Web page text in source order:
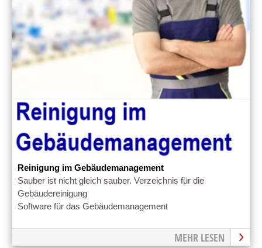
Reinigung im Gebäudemanagement
Sauber ist nicht gleich sauber. Verzeichnis für die
Gebäudereinigung
Software für das Gebäudemanagement
MEHR LESEN